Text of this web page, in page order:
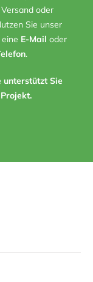
oder
Sie unser
E-Mail oder
.
unterstützt Sie